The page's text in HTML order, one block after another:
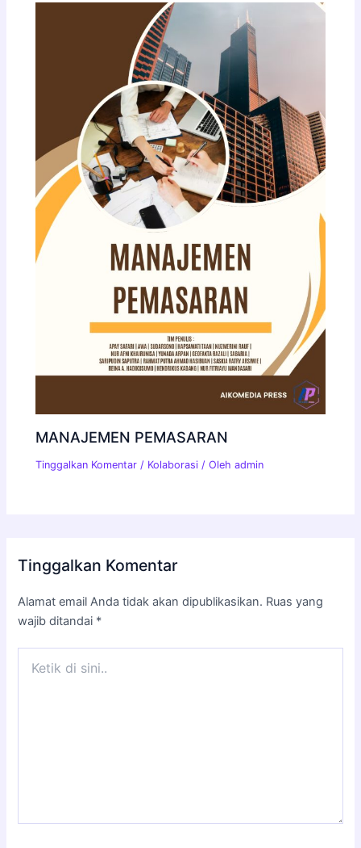
MANAJEMEN PEMASARAN
Tinggalkan Komentar / Kolaborasi / Olehadmin
Tinggalkan Komentar
Alamat email Anda tidak akan dipublikasikan. Ruas yang
wajib ditandai *